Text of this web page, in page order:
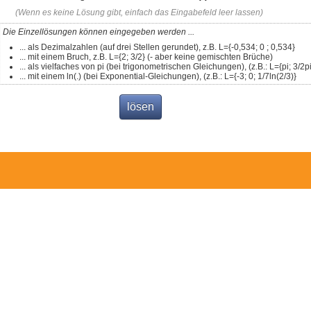
(Wenn es keine Lösung gibt, einfach das Eingabefeld leer lassen)
Die Einzellösungen können eingegeben werden ...
... als Dezimalzahlen (auf drei Stellen gerundet), z.B. L={-0,534; 0 ; 0,534}
... mit einem Bruch, z.B. L={2; 3/2} (- aber keine gemischten Brüche)
... als vielfaches von pi (bei trigonometrischen Gleichungen), (z.B.: L={pi; 3/
... mit einem ln(.) (bei Exponential-Gleichungen), (z.B.: L={-3; 0; 1/7ln(2/3)}